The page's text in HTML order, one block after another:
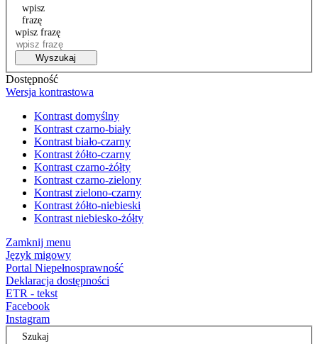
wpisz
frazę
wpisz frazę
Wyszukaj
Dostępność
Wersja kontrastowa
Kontrast domyślny
Kontrast czarno-biały
Kontrast biało-czarny
Kontrast żółto-czarny
Kontrast czarno-żółty
Kontrast czarno-zielony
Kontrast zielono-czarny
Kontrast żółto-niebieski
Kontrast niebiesko-żółty
Zamknij menu
Język migowy
Portal Niepełnosprawność
Deklaracja dostępności
ETR - tekst
Facebook
Instagram
Szukaj